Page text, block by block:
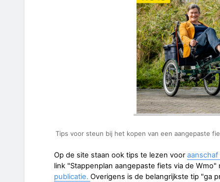
Tips voor steun bij het kopen van een aangepaste
Op de site staan ook tips te lezen voor
link "Stappenplan aangepaste fiets via de
publicatie. Overigens is de belangrijkste tip "ga